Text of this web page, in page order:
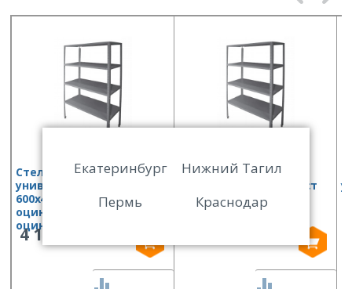
Стеллаж кухонный
универсальный Финист
600х400х1800 (полки
оцинк.ст, стойки
оцинк.ст)
4 196
Стеллаж кухонный
универсальный Финист
1160х600х1800 (полки
оцинк.ст, стойки
Екатеринбург
Нижний Тагил
Пермь
Краснодар